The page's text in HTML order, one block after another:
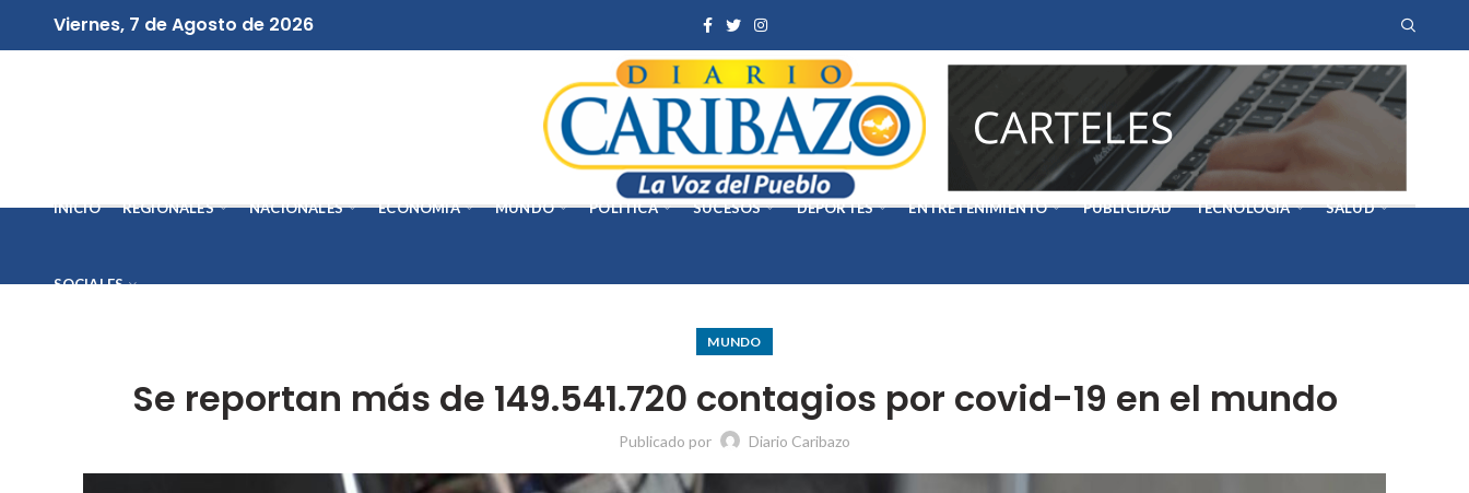
Viernes, 7 de Agosto de 2026
INICIO REGIONALES NACIONALES ECONOMÍA MUNDO POLÍTICA SUCESOS DEPORTES ENTRETENIMIENTO PUBLICIDAD TECNOLOGÍA SALUD
SOCIALES
MUNDO
Se reportan más de 149.541.720 contagios por covid-19 en el mundo
Publicado por Diario Caribazo